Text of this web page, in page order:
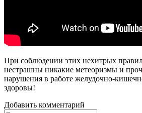
При соблюдении этих нехитрых
нестрашны никакие метеоризмы и
нарушения в работе желудочно-
здоровы!
Добавить комментарий